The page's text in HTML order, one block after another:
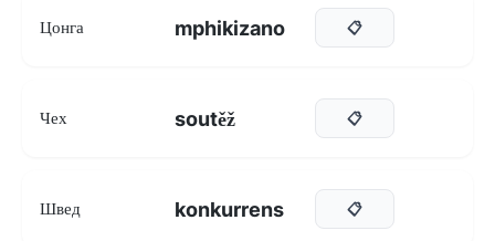
Цонга mphikizano 📋
Чех soutěž 📋
Швед konkurrens 📋